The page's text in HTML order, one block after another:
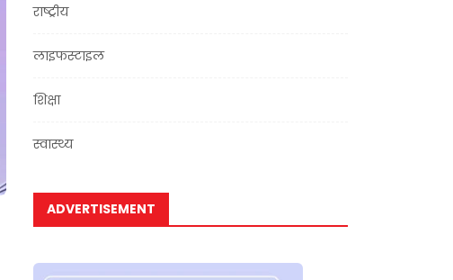
राष्ट्रीय
लाइफस्टाइल
शिक्षा
स्वास्थ्य
ADVERTISEMENT